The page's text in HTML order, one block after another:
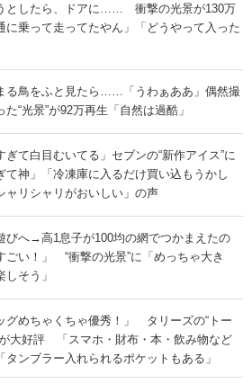
としたら、ドアに…… 衝撃の光景が130万
に乗って走ってたやん」「どうやって入った
る鳥をふと見たら……「うわぁああ」偶然撮
た“光景”が92万再生「自然は過酷」
ぎて白目むいてる」セブンの“新作アイス”に
て神」「冷凍庫に入るだけ買い込もうかし
ャリシャリがおいしい」の声
びへ→高1息子が100均の網でつかまえたの
い！」 “衝撃の光景”に「めっちゃ大き
しそう」
グめちゃくちゃ優秀！」 タリーズの“トー
が大好評 「スマホ・財布・本・飲み物など
タンブラー入れられるポケットもある」